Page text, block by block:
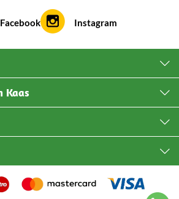
Facebook Instagram
Kaas